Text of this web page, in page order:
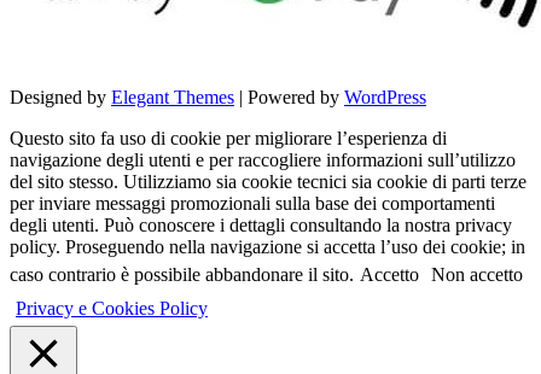
Designed by Elegant Themes | Powered by WordPress
Questo sito fa uso di cookie per migliorare l’esperienza di
navigazione degli utenti e per raccogliere informazioni sull’utilizzo
del sito stesso. Utilizziamo sia cookie tecnici sia cookie di parti terze
per inviare messaggi promozionali sulla base dei comportamenti
degli utenti. Può conoscere i dettagli consultando la nostra privacy
policy. Proseguendo nella navigazione si accetta l’uso dei cookie; in
caso contrario è possibile abbandonare il sito. Accetto Non accetto
Privacy e Cookies Policy